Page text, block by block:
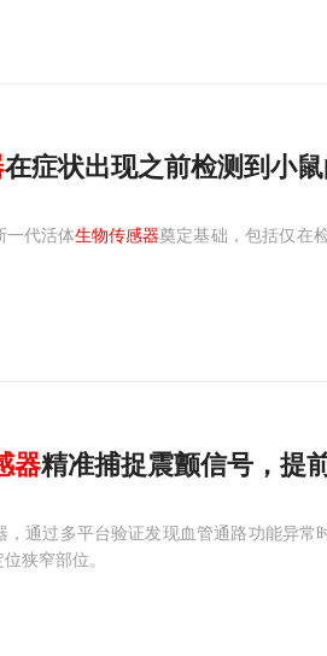
在症状出现之前检测到小
一代活体生物传感器奠定基础，包括仅在
器精准捕捉震颤信号，提
通过多平台验证发现血管通路功能异常
狭窄部位。